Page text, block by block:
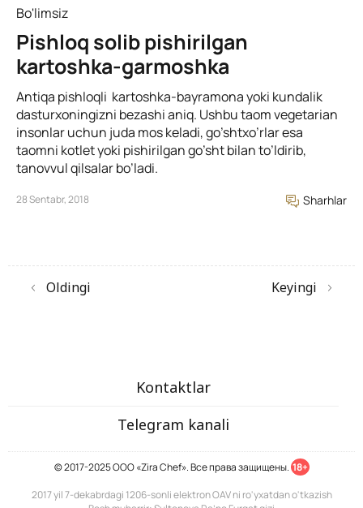
Bo'limsiz
Pishloq solib pishirilgan
kartoshka-garmoshka
Antiqa pishloqli kartoshka-bayramona yoki kundalik
dasturxoningizni bezashi aniq. Ushbu taom vegetarian
insonlar uchun juda mos keladi, go’shtxo’rlar esa
taomni kotlet yoki pishirilgan go’sht bilan to’ldirib,
tanovvul qilsalar bo’ladi.
28 Sentabr, 2018 Sharhlar
Oldingi Keyingi
Kontaktlar
Telegram kanali
© 2017-2025 ООО «Zira Chef». Все права защищены. 18+
2017 yil 7-dekabrdagi 1206-sonli elektron OAV ni ro'yxatdan o'tkazish